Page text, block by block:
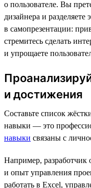
о пользователе. Вы
дизайнера и разделяете
в самопрезентации:
стремитесь сделать
и упрощаете
и достижения
Составьте список
навыки — это
навыки связаны с
Например, разработчик
и опыт управления
работать в Excel,